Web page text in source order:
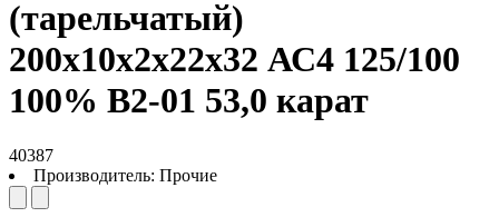
(тарельчатый)
200х10х2х22х32 АС4 125/100
100% В2-01 53,0 карат
40387
Производитель: Прочие